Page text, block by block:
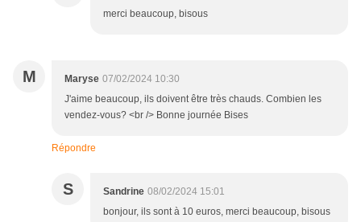
merci beaucoup, bisous
M Maryse 07/02/2024 10:30
J'aime beaucoup, ils doivent être très chauds. Combien les
vendez-vous? <br /> Bonne journée Bises
Répondre
S Sandrine 08/02/2024 15:01
bonjour, ils sont à 10 euros, merci beaucoup, bisous